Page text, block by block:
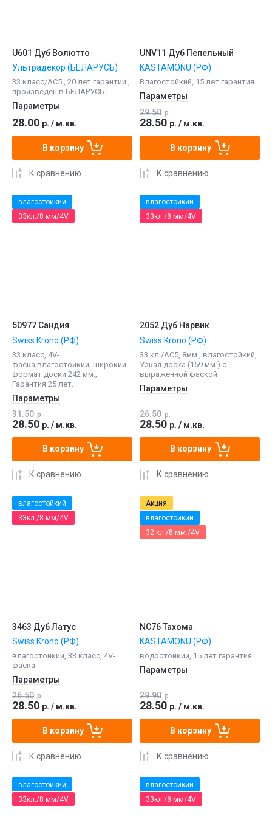
U601 Дуб Волютто
Ультрадекор (БЕЛАРУСЬ)
33 класс/АС5 , 20 лет гарантии ,
произведен в БЕЛАРУСЬ !
Параметры
28.00 р. / м.кв.
В корзину
К сравнению
UNV11 Дуб Пепельный
KASTAMONU (РФ)
Влагостойкий, 15 лет гарантия.
Параметры
29.50 р.
28.50 р. / м.кв.
В корзину
К сравнению
влагостойкий
33кл./8 мм/4V
50977 Сандия
Swiss Krono (РФ)
33 класс, 4V-
фаска,влагостойкий, широкий
формат доски 242 мм.,
Гарантия 25 лет.
Параметры
31.50 р.
28.50 р. / м.кв.
В корзину
К сравнению
влагостойкий
33кл./8 мм/4V
2052 Дуб Нарвик
Swiss Krono (РФ)
33 кл./АС5, 8мм., влагостойкий,
Узкая доска (159 мм.) с
выраженной фаской
Параметры
26.50 р.
28.50 р. / м.кв.
В корзину
К сравнению
влагостойкий
33кл./8 мм/4V
3463 Дуб Латус
Swiss Krono (РФ)
влагостойкий, 33 класс, 4V-
фаска
Параметры
26.50 р.
28.50 р. / м.кв.
В корзину
К сравнению
Акция
влагостойкий
32 кл./8 мм./4V
NC76 Тахома
KASTAMONU (РФ)
водостойкий, 15 лет гарантия
Параметры
29.90 р.
28.50 р. / м.кв.
В корзину
К сравнению
влагостойкий
33кл./8 мм/4V
влагостойкий
33кл./8 мм/4V